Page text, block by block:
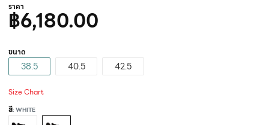
ราคา
฿6,180.00
ขนาด
38.5 40.5 42.5
Size Chart
สี: WHITE